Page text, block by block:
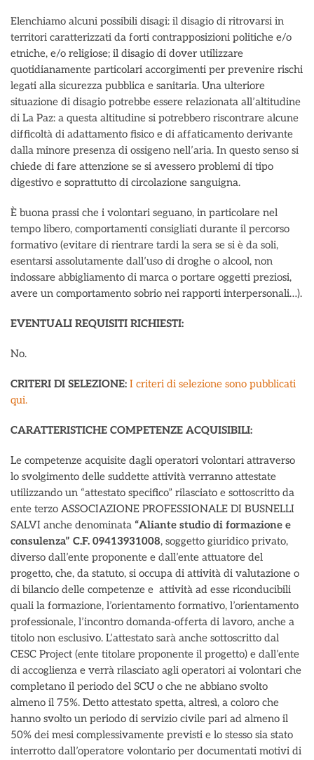
Elenchiamo alcuni possibili disagi: il disagio di ritrovarsi in
territori caratterizzati da forti contrapposizioni politiche e/o
etniche, e/o religiose; il disagio di dover utilizzare
quotidianamente particolari accorgimenti per prevenire rischi
legati alla sicurezza pubblica e sanitaria. Una ulteriore
situazione di disagio potrebbe essere relazionata all’altitudine
di La Paz: a questa altitudine si potrebbero riscontrare alcune
difficoltà di adattamento fisico e di affaticamento derivante
dalla minore presenza di ossigeno nell’aria. In questo senso si
chiede di fare attenzione se si avessero problemi di tipo
digestivo e soprattutto di circolazione sanguigna.
È buona prassi che i volontari seguano, in particolare nel
tempo libero, comportamenti consigliati durante il percorso
formativo (evitare di rientrare tardi la sera se si è da soli,
esentarsi assolutamente dall’uso di droghe o alcool, non
indossare abbigliamento di marca o portare oggetti preziosi,
avere un comportamento sobrio nei rapporti interpersonali…).
EVENTUALI REQUISITI RICHIESTI:
No.
CRITERI DI SELEZIONE: I criteri di selezione sono pubblicati
qui.
CARATTERISTICHE COMPETENZE ACQUISIBILI:
Le competenze acquisite dagli operatori volontari attraverso
lo svolgimento delle suddette attività verranno attestate
utilizzando un “attestato specifico” rilasciato e sottoscritto da
ente terzo ASSOCIAZIONE PROFESSIONALE DI BUSNELLI
SALVI anche denominata “Aliante studio di formazione e
consulenza” C.F. 09413931008, soggetto giuridico privato,
diverso dall’ente proponente e dall’ente attuatore del
progetto, che, da statuto, si occupa di attività di valutazione o
di bilancio delle competenze e attività ad esse riconducibili
quali la formazione, l’orientamento formativo, l’orientamento
professionale, l’incontro domanda-offerta di lavoro, anche a
titolo non esclusivo. L’attestato sarà anche sottoscritto dal
CESC Project (ente titolare proponente il progetto) e dall’ente
di accoglienza e verrà rilasciato agli operatori ai volontari che
completano il periodo del SCU o che ne abbiano svolto
almeno il 75%. Detto attestato spetta, altresì, a coloro che
hanno svolto un periodo di servizio civile pari ad almeno il
50% dei mesi complessivamente previsti e lo stesso sia stato
interrotto dall’operatore volontario per documentati motivi di